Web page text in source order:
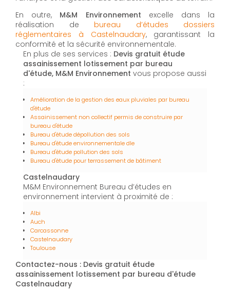
En outre, M&M Environnement excelle dans la
réalisation de bureau d’études dossiers
réglementaires à Castelnaudary, garantissant la
conformité et la sécurité environnementale.
En plus de ses services : Devis gratuit étude
assainissement lotissement par bureau
d'étude, M&M Environnement vous propose aussi
:
Amélioration de la gestion des eaux pluviales par bureau
d'étude
Assainissement non collectif permis de construire par
bureau d'étude
Bureau d'étude dépollution des sols
Bureau d'étude environnementale dle
Bureau d'étude pollution des sols
Bureau d'étude pour terrassement de bâtiment
Castelnaudary
M&M Environnement Bureau d’études en
environnement intervient à proximité de :
Albi
Auch
Carcassonne
Castelnaudary
Toulouse
Contactez-nous : Devis gratuit étude
assainissement lotissement par bureau d'étude
Castelnaudary